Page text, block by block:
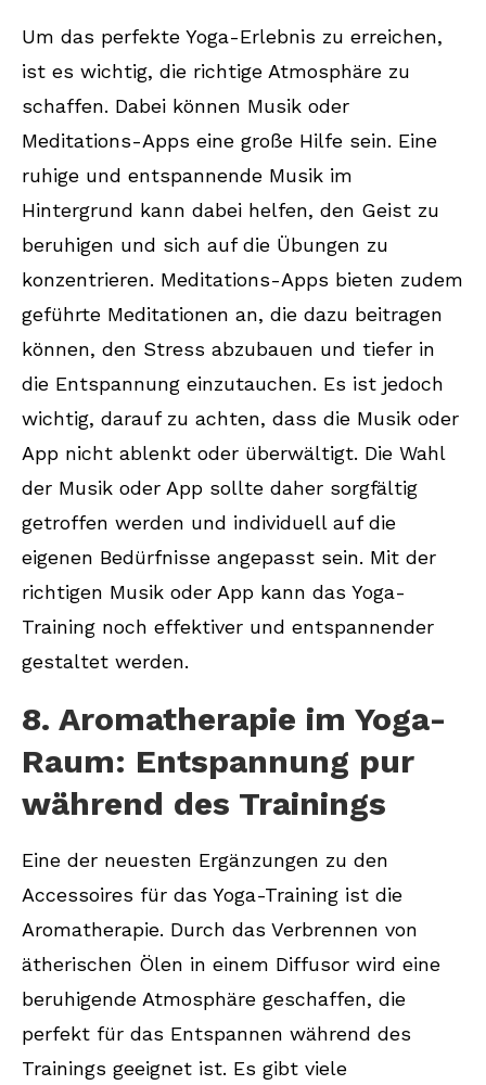
Um das perfekte Yoga-Erlebnis zu erreichen,
ist es wichtig, die richtige Atmosphäre zu
schaffen. Dabei können Musik oder
Meditations-Apps eine große Hilfe sein. Eine
ruhige und entspannende Musik im
Hintergrund kann dabei helfen, den Geist zu
beruhigen und sich auf die Übungen zu
konzentrieren. Meditations-Apps bieten zudem
geführte Meditationen an, die dazu beitragen
können, den Stress abzubauen und tiefer in
die Entspannung einzutauchen. Es ist jedoch
wichtig, darauf zu achten, dass die Musik oder
App nicht ablenkt oder überwältigt. Die Wahl
der Musik oder App sollte daher sorgfältig
getroffen werden und individuell auf die
eigenen Bedürfnisse angepasst sein. Mit der
richtigen Musik oder App kann das Yoga-
Training noch effektiver und entspannender
gestaltet werden.
8. Aromatherapie im Yoga-
Raum: Entspannung pur
während des Trainings
Eine der neuesten Ergänzungen zu den
Accessoires für das Yoga-Training ist die
Aromatherapie. Durch das Verbrennen von
ätherischen Ölen in einem Diffusor wird eine
beruhigende Atmosphäre geschaffen, die
perfekt für das Entspannen während des
Trainings geeignet ist. Es gibt viele